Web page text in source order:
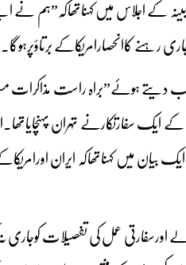
کے اجلاس میں کہناتھاکہ”ہم نے
کاانحصارامریکاکے برتاؤپرہوگا۔
دیتے ہوئے”براہ راست مذاکرات
متحدہ عرب امارات کے ایک سفارتکارنے
بیان میں کہناتھاکہ ایران
اورسفارتی عمل کی تفصیلات کوجاری